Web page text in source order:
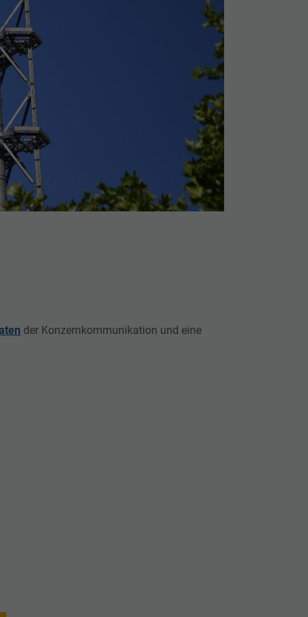
der Konzernkommunikation und eine